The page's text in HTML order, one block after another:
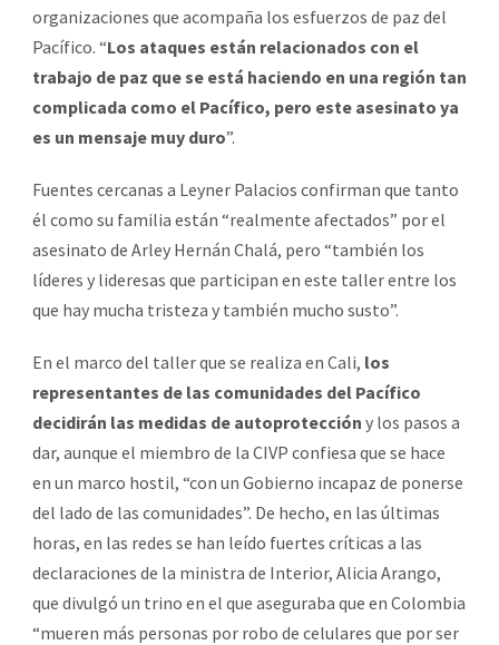
organizaciones que acompaña los esfuerzos de paz del
Pacífico. “Los ataques están relacionados con el
trabajo de paz que se está haciendo en una región tan
complicada como el Pacífico, pero este asesinato ya
es un mensaje muy duro”.
Fuentes cercanas a Leyner Palacios confirman que tanto
él como su familia están “realmente afectados” por el
asesinato de Arley Hernán Chalá, pero “también los
líderes y lideresas que participan en este taller entre los
que hay mucha tristeza y también mucho susto”.
En el marco del taller que se realiza en Cali, los
representantes de las comunidades del Pacífico
decidirán las medidas de autoprotección y los pasos a
dar, aunque el miembro de la CIVP confiesa que se hace
en un marco hostil, “con un Gobierno incapaz de ponerse
del lado de las comunidades”. De hecho, en las últimas
horas, en las redes se han leído fuertes críticas a las
declaraciones de la ministra de Interior, Alicia Arango,
que divulgó un trino en el que aseguraba que en Colombia
“mueren más personas por robo de celulares que por ser